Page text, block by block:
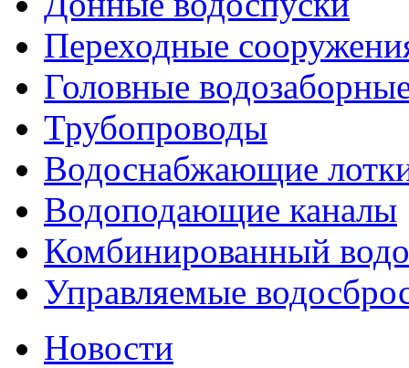
Переходные
Головные
Трубопроводы
Водоснабжающие
Водоподающие каналы
Комбинированный
Управляемые
Новости